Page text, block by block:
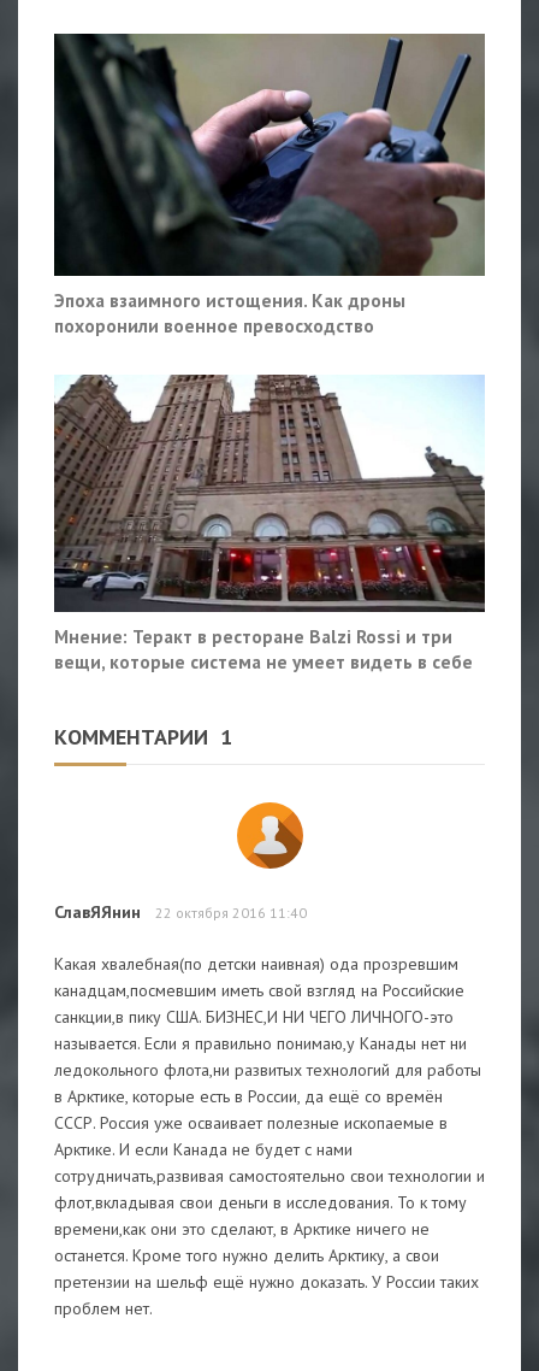
Эпоха взаимного истощения. Как дроны
похоронили военное превосходство
Мнение: Теракт в ресторане Balzi Rossi и три
вещи, которые система не умеет видеть в себе
КОММЕНТАРИИ 1
СлавЯЯнин 22 октября 2016 11:40
Какая хвалебная(по детски наивная) ода прозревшим
канадцам,посмевшим иметь свой взгляд на Российские
санкции,в пику США. БИЗНЕС,И НИ ЧЕГО ЛИЧНОГО-это
называется. Если я правильно понимаю,у Канады нет ни
ледокольного флота,ни развитых технологий для работы
в Арктике, которые есть в России, да ещё со времён
СССР. Россия уже осваивает полезные ископаемые в
Арктике. И если Канада не будет с нами
сотрудничать,развивая самостоятельно свои технологии и
флот,вкладывая свои деньги в исследования. То к тому
времени,как они это сделают, в Арктике ничего не
останется. Кроме того нужно делить Арктику, а свои
претензии на шельф ещё нужно доказать. У России таких
проблем нет.